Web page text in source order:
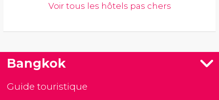
Voir tous les hôtels pas chers
Bangkok
Guide touristique